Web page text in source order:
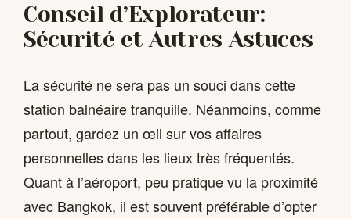
Conseil d’Explorateur:
Sécurité et Autres Astuces
La sécurité ne sera pas un souci dans cette
station balnéaire tranquille. Néanmoins, comme
partout, gardez un œil sur vos affaires
personnelles dans les lieux très fréquentés.
Quant à l’aéroport, peu pratique vu la proximité
avec Bangkok, il est souvent préférable d’opter